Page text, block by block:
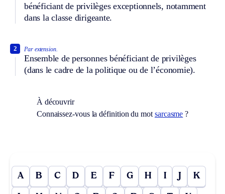
bénéficiant de privilèges exceptionnels, notamment
dans la classe dirigeante.
Par extension.
Ensemble de personnes bénéficiant de privilèges
(dans le cadre de la politique ou de l’économie).
2
À découvrir
Connaissez-vous la définition du mot sarcasme ?
A B C D E F G H I J K